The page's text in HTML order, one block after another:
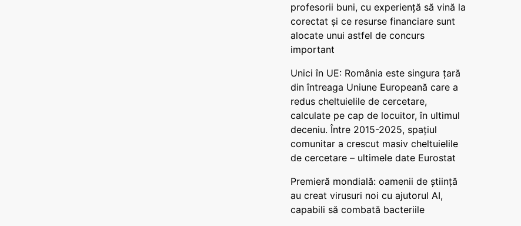
profesorii buni, cu experiență să vină la
corectat și ce resurse financiare sunt
alocate unui astfel de concurs
important
Unici în UE: România este singura țară
din întreaga Uniune Europeană care a
redus cheltuielile de cercetare,
calculate pe cap de locuitor, în ultimul
deceniu. Între 2015-2025, spațiul
comunitar a crescut masiv cheltuielile
de cercetare – ultimele date Eurostat
Premieră mondială: oamenii de știință
au creat virusuri noi cu ajutorul AI,
capabili să combată bacteriile